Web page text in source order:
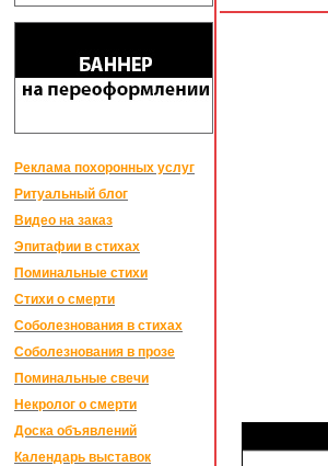
Реклама похоронных услуг
Ритуальный блог
Видео на заказ
Эпитафии в стихах
Поминальные стихи
Стихи о смерти
Соболезнования в стихах
Соболезнования в прозе
Поминальные свечи
Некролог о смерти
Доска объявлений
Календарь выставок